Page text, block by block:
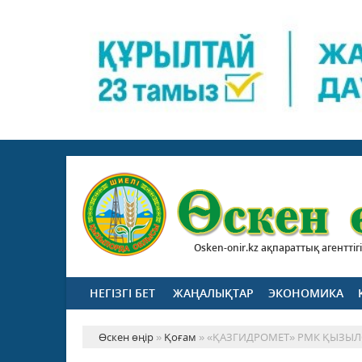
Osken-onir.kz ақпараттық агенттігі
НЕГІЗГІ БЕТ ЖАҢАЛЫҚТАР ЭКОНОМИКА
Өскен өңір » Қоғам » «ҚАЗГИДРОМЕТ» РМК